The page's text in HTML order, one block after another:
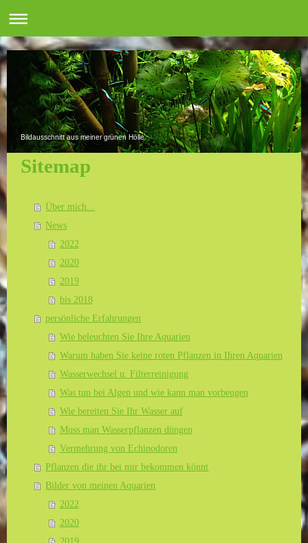
Bildausschnitt aus meiner grünen Hölle
Sitemap
Über mich...
News
2022
2020
2019
bis 2018
persönliche Erfahrungen
Wie beleuchten Sie Ihre Aquarien
Warum haben Sie keine roten Pflanzen in Ihren Aquarien
Wasserwechsel u. Filterreinigung
Was tun bei Algen und wie kann man vorbeugen
Wie bereiten Sie Ihr Wasser auf
Muss man Wasserpflanzen düngen
Vermehrung von Echinodoren
Pflanzen die ihr bei mir bekommen könnt
Bilder von meinen Aquarien
2022
2020